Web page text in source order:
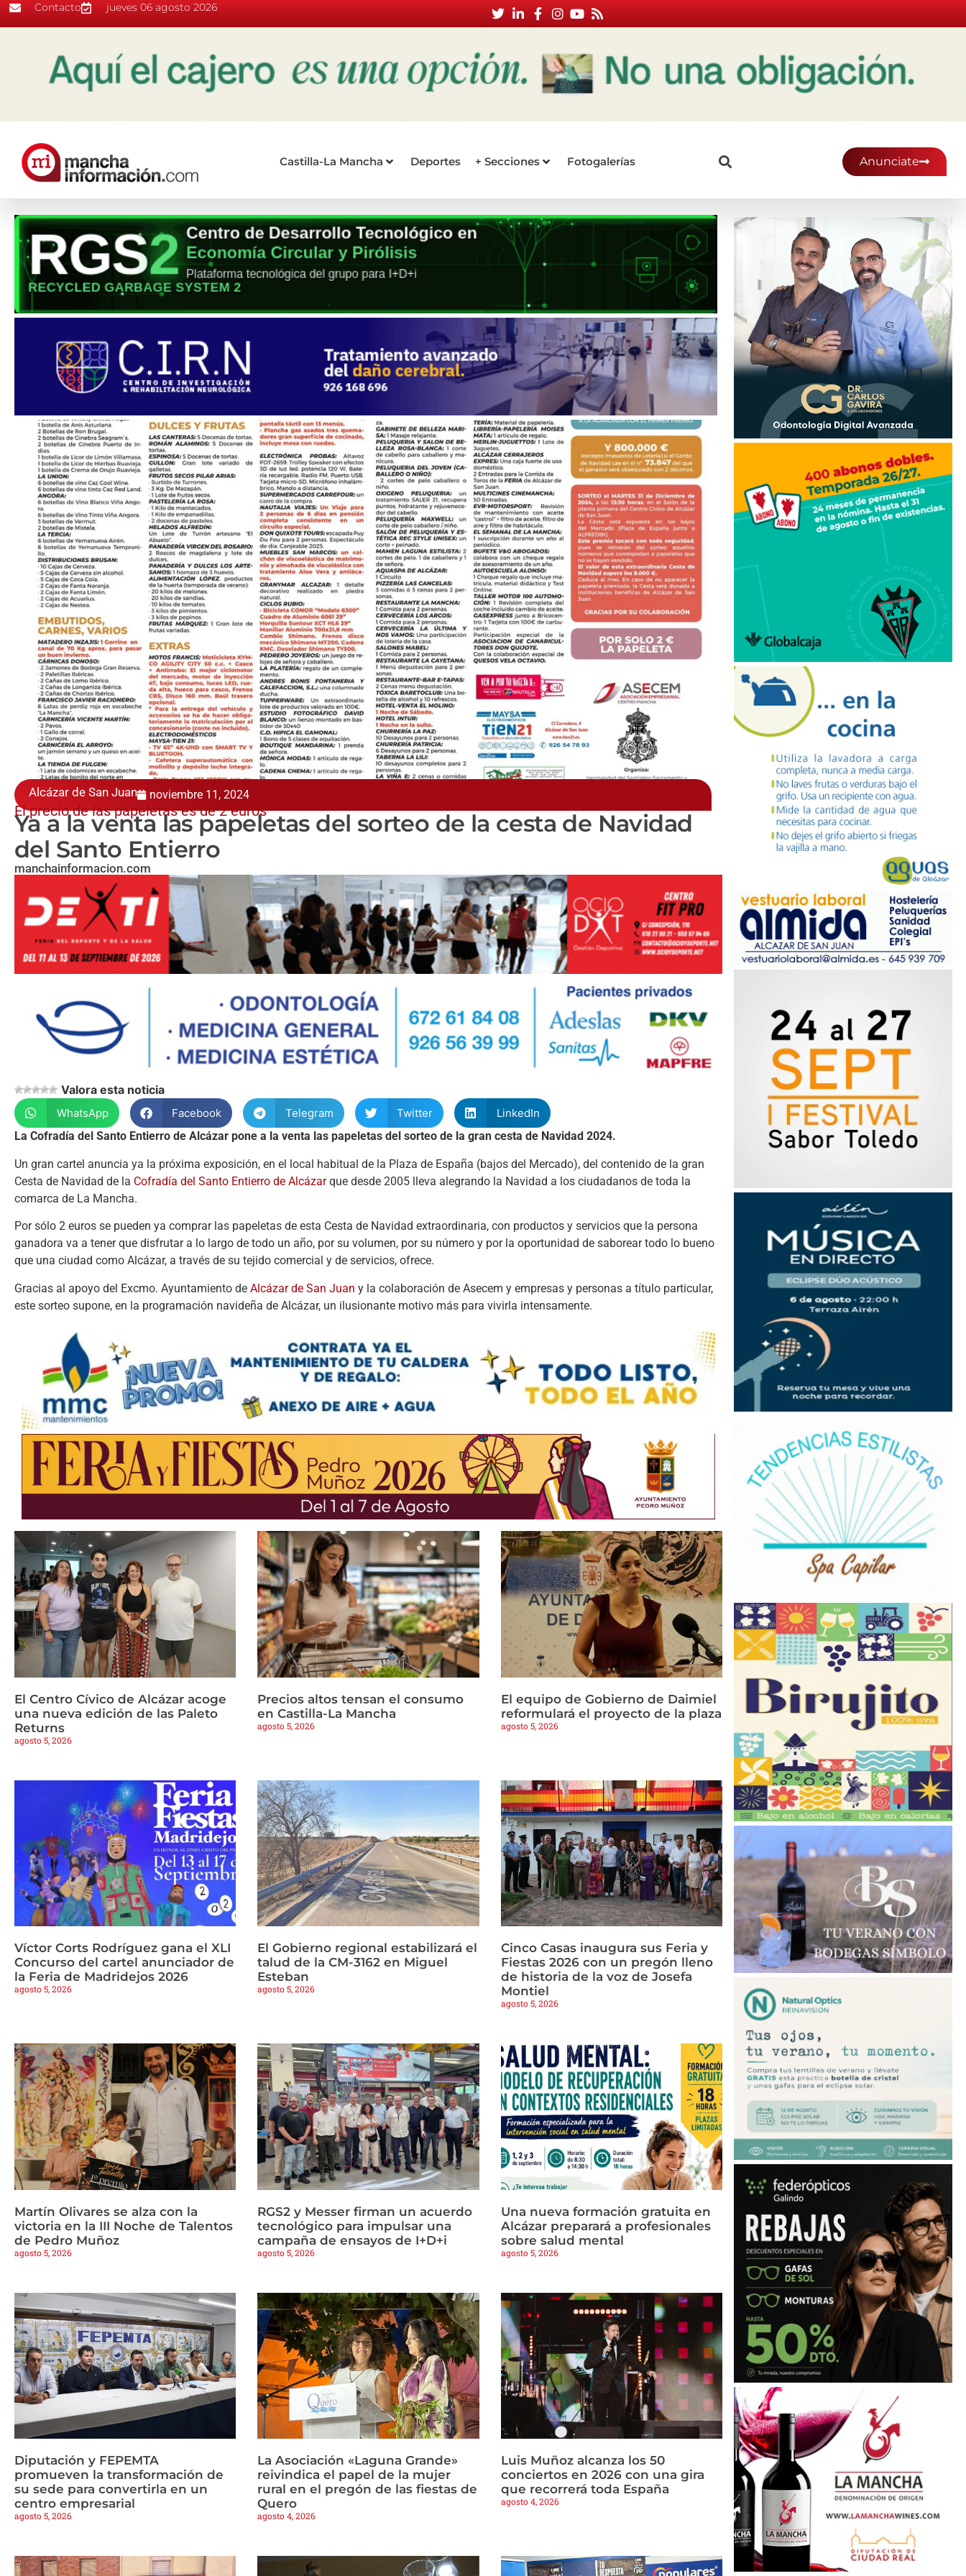
Contacto jueves 06 agosto 2026
Castilla-La Mancha Deportes + Secciones Fotogalerías Anunciate
Alcázar de San Juan noviembre 11, 2024
El precio de las papeletas es de 2 euros
Ya a la venta las papeletas del sorteo de la cesta de Navidad
del Santo Entierro
manchainformacion.com
Valora esta noticia
WhatsApp Facebook Telegram Twitter
LinkedIn
La Cofradía del Santo Entierro de Alcázar pone a la venta las papeletas del sorteo de la gran cesta de Navidad 2024.
Un gran cartel anuncia ya la próxima exposición, en el local habitual de la Plaza de España (bajos del Mercado), del contenido de la gran
Cesta de Navidad de la Cofradía del Santo Entierro de Alcázarque desde 2005 lleva alegrando la Navidad a los ciudadanos de toda la
comarca de La Mancha.
Por sólo 2 euros se pueden ya comprar las papeletas de esta Cesta de Navidad extraordinaria, con productos y servicios que la persona
ganadora va a tener que disfrutar a lo largo de todo un año, por su volumen, por su número y por la oportunidad de saborear todo lo bueno
que una ciudad como Alcázar, a través de su tejido comercial y de servicios, ofrece.
Gracias al apoyo del Excmo. Ayuntamiento de Alcázar de San Juan y la colaboración de Asecem y empresas y personas a título particular,
este sorteo supone, en la programación navideña de Alcázar, un ilusionante motivo más para vivirla intensamente.
El Centro Cívico de Alcázar acoge
una nueva edición de las Paleto
Returns
agosto 5, 2026
Precios altos tensan el consumo
en Castilla-La Mancha
agosto 5, 2026
El equipo de Gobierno de Daimiel
reformulará el proyecto de la plaza
agosto 5, 2026
Víctor Corts Rodríguez gana el XLI
Concurso del cartel anunciador de
la Feria de Madridejos 2026
agosto 5, 2026
El Gobierno regional estabilizará el
talud de la CM-3162 en Miguel
Esteban
agosto 5, 2026
Cinco Casas inaugura sus Feria y
Fiestas 2026 con un pregón lleno
de historia de la voz de Josefa
Montiel
agosto 5, 2026
Martín Olivares se alza con la
victoria en la III Noche de Talentos
de Pedro Muñoz
agosto 5, 2026
RGS2 y Messer firman un acuerdo
tecnológico para impulsar una
campaña de ensayos de I+D+i
agosto 5, 2026
Una nueva formación gratuita en
Alcázar preparará a profesionales
sobre salud mental
agosto 5, 2026
Diputación y FEPEMTA
promueven la transformación de
su sede para convertirla en un
centro empresarial
agosto 5, 2026
La Asociación «Laguna Grande»
reivindica el papel de la mujer
rural en el pregón de las fiestas de
Quero
agosto 4, 2026
Luis Muñoz alcanza los 50
conciertos en 2026 con una gira
que recorrerá toda España
agosto 4, 2026